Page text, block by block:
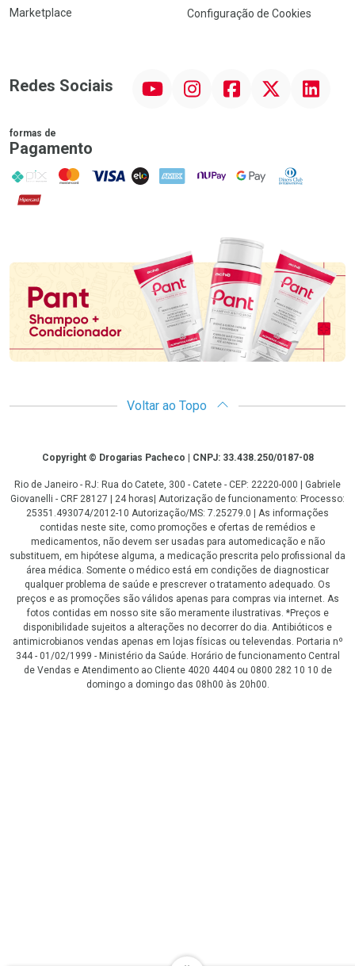
Marketplace
Configuração de Cookies
Redes Sociais InstagramFacebook Linkedin
formas de
Pagamento
PIX MasterCard
VISA ELO AMEX NuPay Google PayDiners Club
Hipercard
Promoção em Destaque
Voltar ao Topo
CopyrightCopyright © Drogarias Pacheco | CNPJ: 33.438.250/0187-08
Rio de Janeiro - RJ: Rua do Catete, 300 - Catete - CEP: 22220-000 | Gabriele
Giovanelli - CRF 28127 | 24 horas| Autorização de funcionamento: Processo:
25351.493074/2012-10 Autorização/MS: 7.25279.0 | As informações
contidas neste site, como promoções e ofertas de remédios e
medicamentos, não devem ser usadas para automedicação e não
substituem, em hipótese alguma, a medicação prescrita pelo profissional da
área médica. Somente o médico está em condições de diagnosticar
qualquer problema de saúde e prescrever o tratamento adequado. Os
preços e as promoções são válidos apenas para compras via internet. As
fotos contidas em nosso site são meramente ilustrativas. *Preços e
disponibilidade sujeitos a alterações no decorrer do dia. Antibióticos e
antimicrobianos vendas apenas em lojas físicas ou televendas. Portaria nº
344 - 01/02/1999 - Ministério da Saúde. Horário de funcionamento Central
de Vendas e Atendimento ao Cliente 4020 4404 ou 0800 282 10 10 de
domingo a domingo das 08h00 às 20h00.